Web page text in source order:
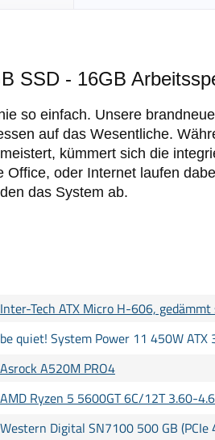
SSD - 16GB
so einfach. Unsere
auf das Wesentliche.
kümmert sich die
Office, oder Internet laufen
das System ab.
Inter-Tech ATX Micro H-606,
be quiet! System Power 11 450W ATX
Asrock A520M PRO4
AMD Ryzen 5 5600GT 6C/12T 3.60-
Western Digital SN7100 500 GB (PCIe